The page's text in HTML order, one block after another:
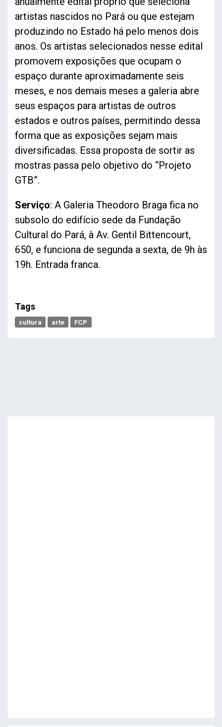
artistas nascidos no Pará ou que estejam
produzindo no Estado há pelo menos dois
anos. Os artistas selecionados nesse edital
promovem exposições que ocupam o
espaço durante aproximadamente seis
meses, e nos demais meses a galeria abre
seus espaços para artistas de outros
estados e outros países, permitindo dessa
forma que as exposições sejam mais
diversificadas. Essa proposta de sortir as
mostras passa pelo objetivo do “Projeto
GTB”.
Serviço: A Galeria Theodoro Braga fica no
subsolo do edifício sede da Fundação
Cultural do Pará, à Av. Gentil Bittencourt,
650, e funciona de segunda a sexta, de 9h às
19h. Entrada franca.
Tags
cultura arte FCP